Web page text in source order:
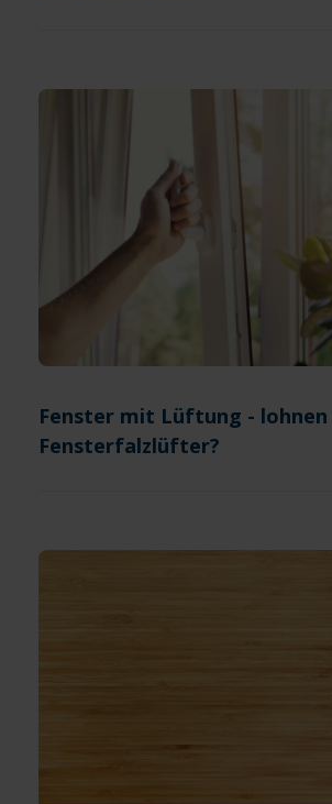
Fenster mit Lüftung - lohnen
Fensterfalzlüfter?